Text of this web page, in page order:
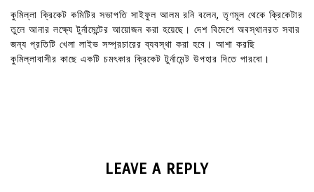
কুমিল্লা ক্রিকেট কমিটির সভাপতি সাইফুল আলম রনি বলেন, তৃণমূল থেকে ক্রিকেটার
তুলে আনার লক্ষ্যে টুর্নামেন্টের আয়োজন করা হয়েছে। দেশ বিদেশে অবস্থানরত সবার
জন্য প্রতিটি খেলা লাইভ সম্প্রচারের ব্যবস্থা করা হবে। আশা করছি
কুমিল্লাবাসীর কাছে একটি চমৎকার ক্রিকেট টুর্নামেন্ট উপহার দিতে পারবো।
LEAVE A REPLY